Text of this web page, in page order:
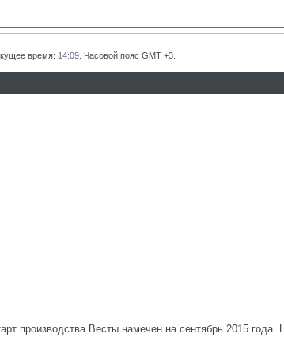
время: 14:09 . Часовой пояс GMT +3.
Весты намечен на сентябрь 2015 года.